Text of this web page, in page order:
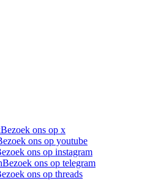
Bezoek ons op x
ons op youtube
ons op instagram
Bezoek ons op telegram
ons op threads